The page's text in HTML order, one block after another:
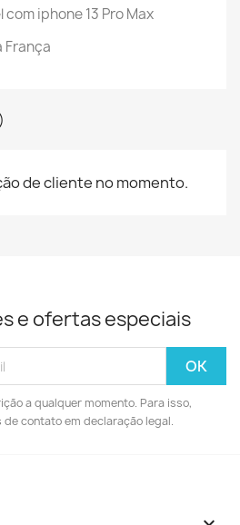
iphone 13 Pro Max
França
de cliente no momento.
e ofertas especiais
a qualquer momento. Para isso,
contato em declaração legal.